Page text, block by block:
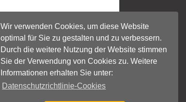
Wir verwenden Cookies, um diese Website
optimal für Sie zu gestalten und zu verbessern.
Durch die weitere Nutzung der Website stimmen
Sie der Verwendung von Cookies zu. Weitere
Informationen erhalten Sie unter:
Datenschutzrichtlinie-Cookies